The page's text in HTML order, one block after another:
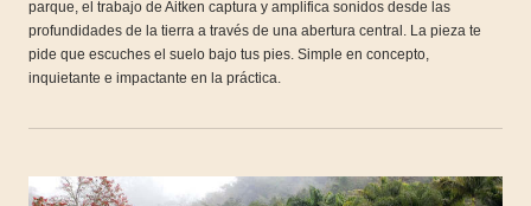
parque, el trabajo de Aitken captura y amplifica sonidos desde las
profundidades de la tierra a través de una abertura central. La pieza te
pide que escuches el suelo bajo tus pies. Simple en concepto,
inquietante e impactante en la práctica.